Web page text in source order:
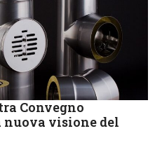
Convegno
visione del